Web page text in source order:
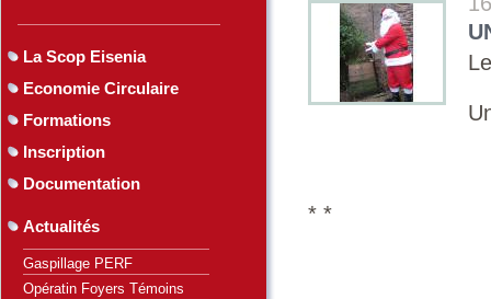
La Scop Eisenia
Economie Circulaire
Formations
Inscription
Documentation
Actualités
Gaspillage PERF
Opératin Foyers Témoins
* *